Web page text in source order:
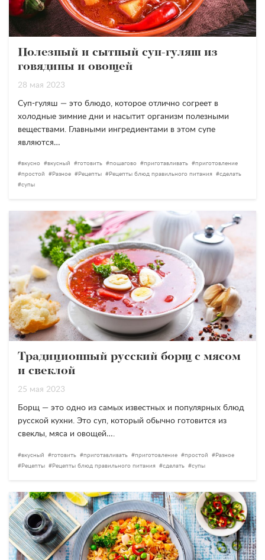
Полезный и сытный суп-гуляш из
говядины и овощей
28 мая 2023
Суп-гуляш — это блюдо, которое отлично согреет в
холодные зимние дни и насытит организм полезными
веществами. Главными ингредиентами в этом супе
являются…
вкусно вкусный готовить пошагово приготавливать
приготовление
простой
Разное Рецепты Рецепты блюд правильного питания
сделать
супы
Традиционный русский борщ с мясом
и свеклой
25 мая 2023
Борщ — это одно из самых известных и популярных блюд
русской кухни. Это суп, который обычно готовится из
свеклы, мяса и овощей….
вкусный готовить приготавливать приготовление простой
Разное
Рецепты
Рецепты блюд правильного питания сделать супы